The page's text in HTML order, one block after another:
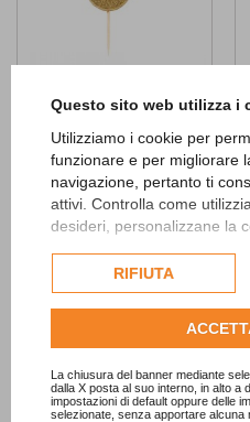
Questo sito web utilizza i
Utilizziamo i cookie per
funzionare e per migliorare
navigazione, pertanto ti
attivi. Controlla come
desideri, personalizzane la
esclusivamente previa
dell'utente.
Consulta l'informativa
RIFIUTA
La chiusura del banner mediante
dalla X posta al suo interno, in alto a
impostazioni di default oppure delle
selezionate, senza apportare alcuna
Golden Glitter Candle 8
3,90 €
ADD TO CART